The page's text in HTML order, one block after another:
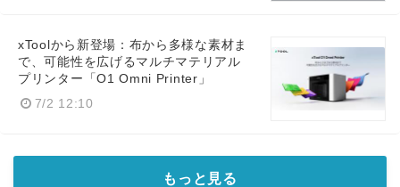
xToolから新登場：布から多様な素材ま
で、可能性を広げるマルチマテリアル
プリンター「O1 Omni Printer」
7/2 12:10
もっと見る